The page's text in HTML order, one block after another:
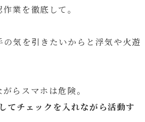
業を徹底して。
気を引きたいからと浮気や火遊
らスマホは危険。
チェックを入れながら活動す